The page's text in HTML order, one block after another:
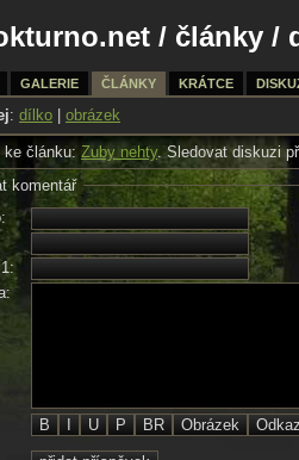
/ články /
GALERIE ČLÁNKY KRÁTCE
: dílko obrázek
ke článku: Zuby nehty. Sledovat diskuzi
komentář